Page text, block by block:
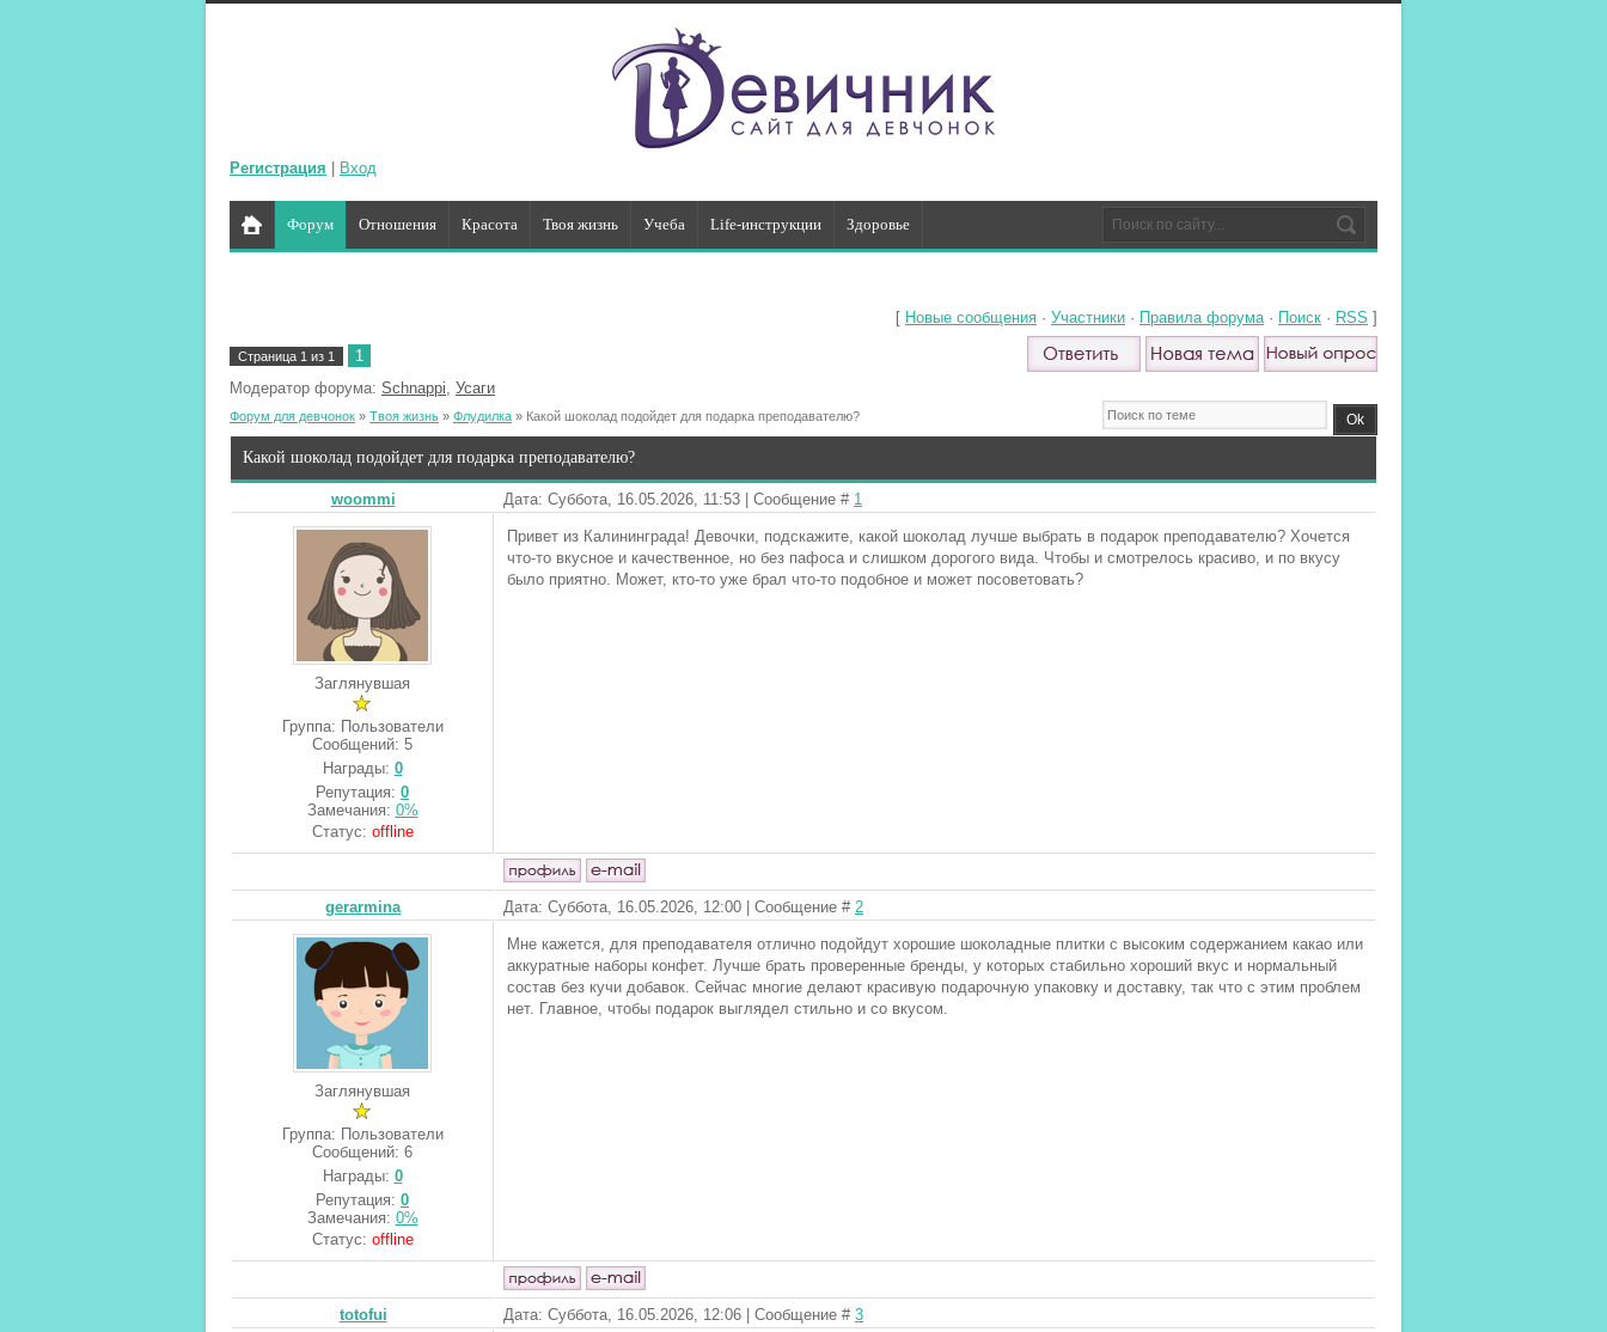
Регистрация Вход
Форум Отношения Красота Твоя жизнь Учеба Life-инструкции Здоровье
[ Новые сообщения · Участники · Правила форума· Поиск · RSS ]
Страница 1 из 1
1
Модератор форума: Schnappi, Усаги
Форум для девчонок » Твоя жизнь » Флудилка » Какой шоколад подойдет для подарка преподавателю?
Какой шоколад подойдет для подарка преподавателю?
woommi Дата: Суббота, 16.05.2026, 11:53 | Сообщение # 1
Заглянувшая
Группа: Пользователи
Сообщений: 5
Награды: 0
Репутация: 0
Замечания: 0%
Статус: offline
Привет из Калининграда! Девочки, подскажите, какой шоколад лучше выбрать в подарок преподавателю? Хочется
что-то вкусное и качественное, но без пафоса и слишком дорогого вида. Чтобы и смотрелось красиво, и по вкусу
было приятно. Может, кто-то уже брал что-то подобное и может посоветовать?
gerarmina Дата: Суббота, 16.05.2026, 12:00 | Сообщение # 2
Заглянувшая
Группа: Пользователи
Сообщений: 6
Награды: 0
Репутация: 0
Замечания: 0%
Статус: offline
Мне кажется, для преподавателя отлично подойдут хорошие шоколадные плитки с высоким содержанием какао или
аккуратные наборы конфет. Лучше брать проверенные бренды, у которых стабильно хороший вкус и нормальный
состав без кучи добавок. Сейчас многие делают красивую подарочную упаковку и доставку, так что с этим проблем
нет. Главное, чтобы подарок выглядел стильно и со вкусом.
totofui Дата: Суббота, 16.05.2026, 12:06 | Сообщение # 3